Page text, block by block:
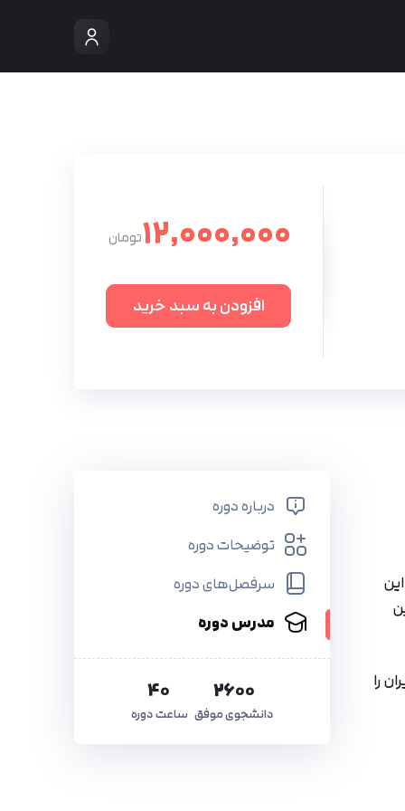
12,000,000
افزودن به سبد خرید
در ایران را
درباره دوره
توضیحات دوره
سرفصل‌های دوره
مدرس دوره
2600
دانشجوی موفق
40
ساعت دوره